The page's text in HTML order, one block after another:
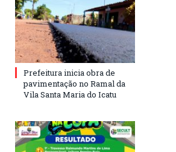
Prefeitura inicia obra de
pavimentação no Ramal da
Vila Santa Maria do Icatu